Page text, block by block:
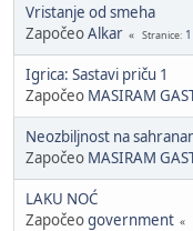
Vristanje od smeha
ZapočeoAlkar Stranice 1
Igrica: Sastavi priču 1
Započeo MASIRAM
Neozbiljnost na
Započeo MASIRAM
LAKU NOĆ
Započeogovernment